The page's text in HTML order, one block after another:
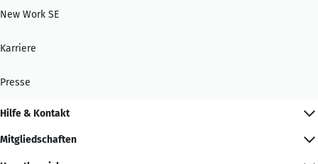
New Work SE
Karriere
Presse
Hilfe & Kontakt
Mitgliedschaften